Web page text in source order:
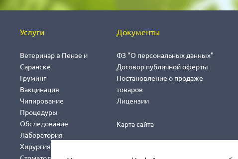
Услуги
Ветеринар в Пензе и
Саранске
Груминг
Вакцинация
Чипирование
Процедуры
Обследование
Лаборатория
Хирургия
Документы
ФЗ "О персональных данных"
Договор публичной оферты
Постановление о продаже
товаров
Лицензии
Карта сайта